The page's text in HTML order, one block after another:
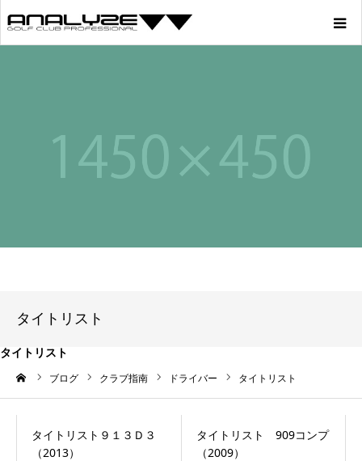
タイトリスト
タイトリスト
ブログ クラブ指南 ドライバー タイトリスト
タイトリスト９１３Ｄ３
（2013）
タイトリスト 909コンプ
（2009）
Profile
Store